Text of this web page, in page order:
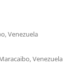
Venezuela
Venezuela